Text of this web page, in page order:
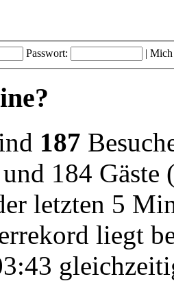
Passwort: | Mich
187
184 Gäste
letzten 5
liegt